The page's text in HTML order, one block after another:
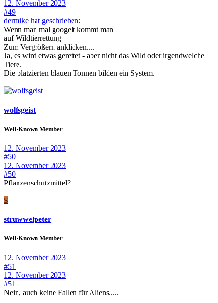
12. November 2023
#49
dermike hat geschrieben:
Wenn man mal googelt kommt man
auf Wildtierrettung
Zum Vergrößern anklicken....
Ja, es wird etwas gerettet - aber nicht das Wild oder irgendwelche
Tiere.
Die platzierten blauen Tonnen bilden ein System.
wolfsgeist
Well-Known Member
12. November 2023
#50
12. November 2023
#50
Pflanzenschutzmittel?
S
struwwelpeter
Well-Known Member
12. November 2023
#51
12. November 2023
#51
Nein, auch keine Fallen für Aliens.....